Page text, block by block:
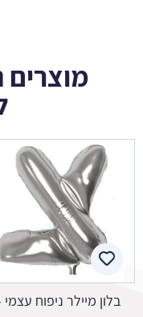
מוצרים
בלון מיילר ניפוח